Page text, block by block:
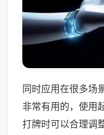
同时应用在很多场
非常有用的，使用
打牌时可以合理调